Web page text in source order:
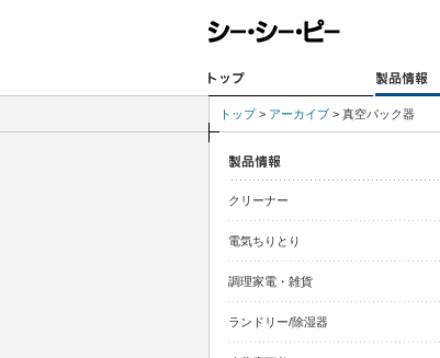
トップ> アーカイブ > 真空パック器
クリーナー
電気ちりとり
調理家電・雑貨
ランドリー/除湿器